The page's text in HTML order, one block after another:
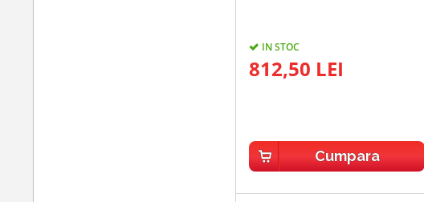
IN STOC
812,50 LEI
Cumpara